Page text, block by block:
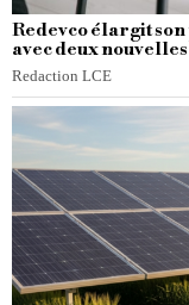
Redevco élargit
avec deux
Redaction LCE